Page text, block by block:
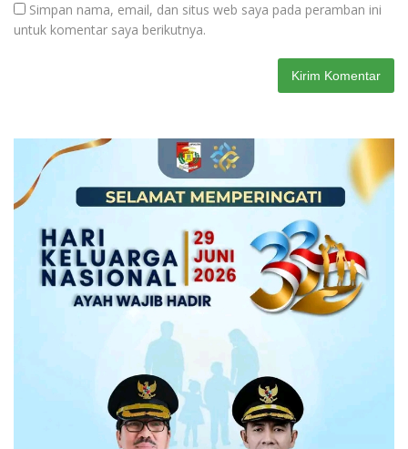
Simpan nama, email, dan situs web saya pada peramban ini
untuk komentar saya berikutnya.